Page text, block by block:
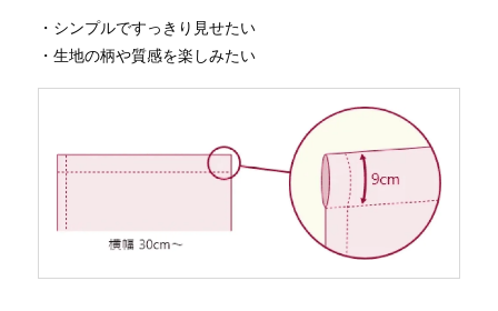
・シンプルですっきり見せたい
・生地の柄や質感を楽しみたい